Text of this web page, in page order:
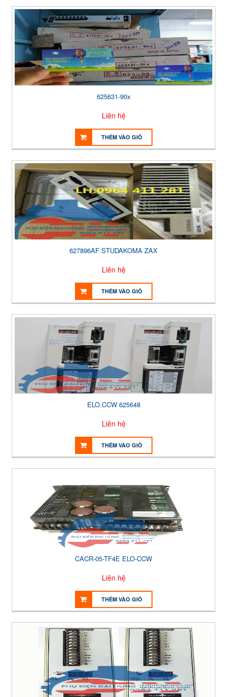
625631-90x
Liên hệ
THÊM VÀO GIỎ
627896AF STUDAKOMA ZAX
Liên hệ
THÊM VÀO GIỎ
ELO.CCW 625648
Liên hệ
THÊM VÀO GIỎ
CACR-05-TF4E ELO-CCW
Liên hệ
THÊM VÀO GIỎ